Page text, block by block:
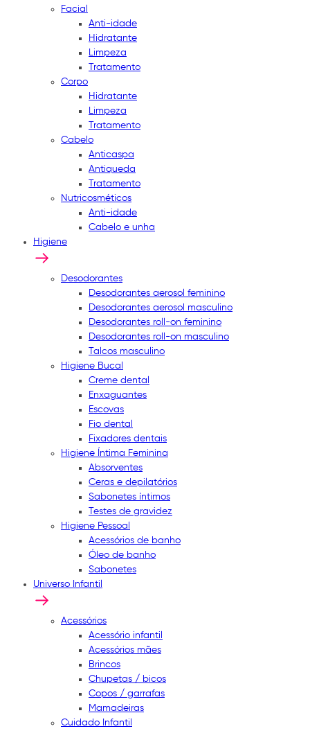
Facial
Anti-idade
Hidratante
Limpeza
Tratamento
Corpo
Hidratante
Limpeza
Tratamento
Cabelo
Anticaspa
Antiqueda
Tratamento
Nutricosméticos
Anti-idade
Cabelo e unha
Higiene
Desodorantes
Desodorantes aerosol feminino
Desodorantes aerosol masculino
Desodorantes roll-on feminino
Desodorantes roll-on masculino
Talcos masculino
Higiene Bucal
Creme dental
Enxaguantes
Escovas
Fio dental
Fixadores dentais
Higiene Íntima Feminina
Absorventes
Ceras e depilatórios
Sabonetes íntimos
Testes de gravidez
Higiene Pessoal
Acessórios de banho
Óleo de banho
Sabonetes
Universo Infantil
Acessórios
Acessório infantil
Acessórios mães
Brincos
Chupetas / bicos
Copos / garrafas
Mamadeiras
Cuidado Infantil